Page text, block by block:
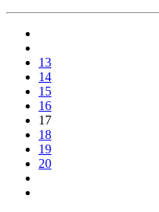
13
14
15
16
17
18
19
20